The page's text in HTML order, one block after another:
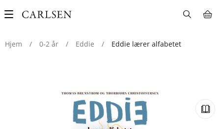
Main
Hjem
/ 0-2 år / Eddie / Eddie lærer alfabetet